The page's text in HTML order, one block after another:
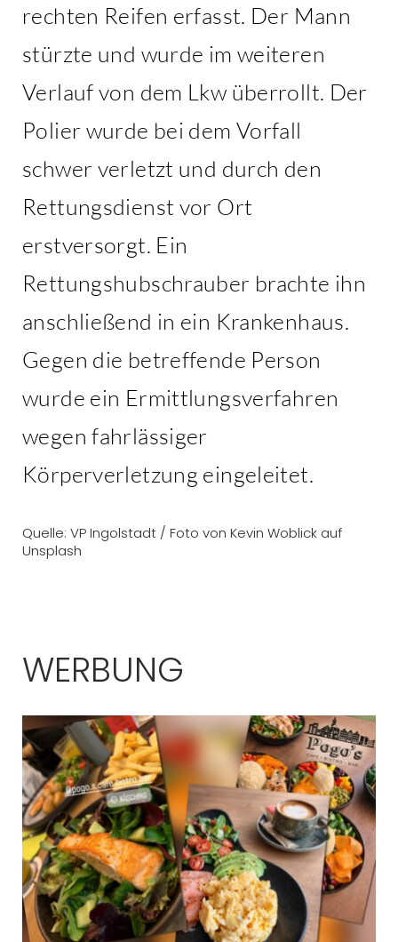
rechten Reifen erfasst. Der Mann
stürzte und wurde im weiteren
Verlauf von dem Lkw überrollt. Der
Polier wurde bei dem Vorfall
schwer verletzt und durch den
Rettungsdienst vor Ort
erstversorgt. Ein
Rettungshubschrauber brachte ihn
anschließend in ein Krankenhaus.
Gegen die betreffende Person
wurde ein Ermittlungsverfahren
wegen fahrlässiger
Körperverletzung eingeleitet.
Quelle: VP Ingolstadt / Foto von Kevin Woblick auf
Unsplash
WERBUNG